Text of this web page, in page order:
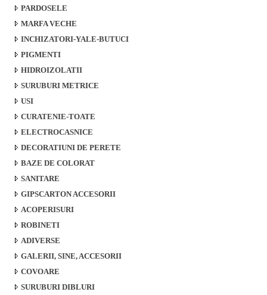
PARDOSELE
MARFA VECHE
INCHIZATORI-YALE-BUTUCI
PIGMENTI
HIDROIZOLATII
SURUBURI METRICE
USI
CURATENIE-TOATE
ELECTROCASNICE
DECORATIUNI DE PERETE
BAZE DE COLORAT
SANITARE
GIPSCARTON ACCESORII
ACOPERISURI
ROBINETI
ADIVERSE
GALERII, SINE, ACCESORII
COVOARE
SURUBURI DIBLURI